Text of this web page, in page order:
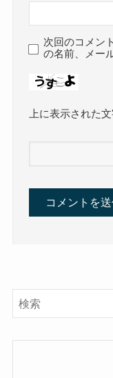
次回のコメン
の名前、メー
上に表示された